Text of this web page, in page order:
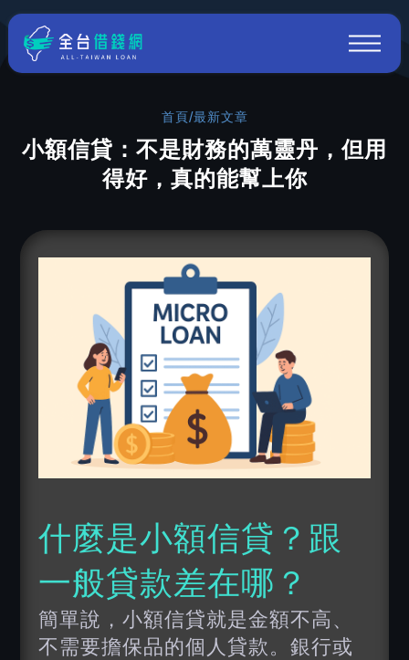
首頁/最新文章
小額信貸：不是財務的萬靈丹，但用
得好，真的能幫上你
什麼是小額信貸 ？跟
一般貸款差在哪？
簡單說，小額信貸就是金額不高、
不需要擔保品的個人貸款。銀行或